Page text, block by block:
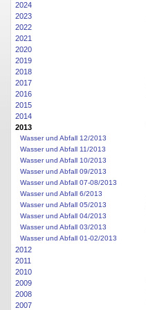
2024
2023
2022
2021
2020
2019
2018
2017
2016
2015
2014
2013
Wasser und Abfall 12/2013
Wasser und Abfall 11/2013
Wasser und Abfall 10/2013
Wasser und Abfall 09/2013
Wasser und Abfall 07-08/2013
Wasser und Abfall 6/2013
Wasser und Abfall 05/2013
Wasser und Abfall 04/2013
Wasser und Abfall 03/2013
Wasser und Abfall 01-02/2013
2012
2011
2010
2009
2008
2007